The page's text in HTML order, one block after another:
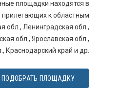
ПОДОБРАТЬ ПЛОЩАДКУ
площадки находятся в
к областным
обл., Ленинградская обл.,
обл., Ярославская обл.,
Краснодарский край и др.